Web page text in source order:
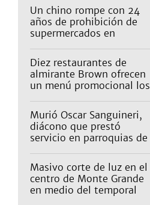
Un chino rompe con 24
años de prohibición de
supermercados en
Diez restaurantes de
almirante Brown ofrecen
un menú promocional los
qué precios tienen
Murió Oscar Sanguineri,
diácono que prestó
servicio en parroquias de
Masivo corte de luz en el
centro de Monte Grande
en medio del temporal